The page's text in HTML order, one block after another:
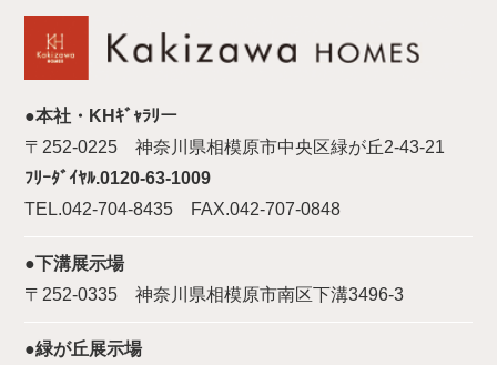
●本社・KHｷﾞｬﾗﾘー
〒252-0225 神奈川県相模原市中央区緑が丘2-43-21
ﾌﾘｰﾀﾞｲﾔﾙ.0120-63-1009
TEL.042-704-8435 FAX.042-707-0848
●下溝展示場
〒252-0335 神奈川県相模原市南区下溝3496-3
●緑が丘展示場